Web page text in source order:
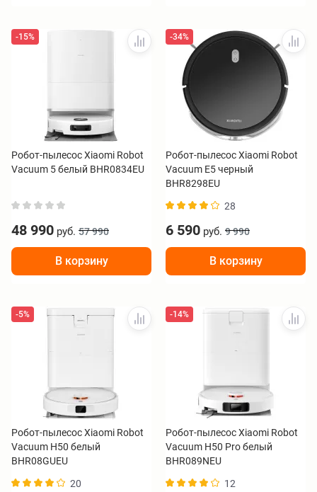
-15%
Робот-пылесос Xiaomi Robot
Vacuum 5 белый BHR0834EU
48 990 руб. 57 990
В корзину
-34%
Робот-пылесос Xiaomi Robot
Vacuum E5 черный
BHR8298EU
28
6 590 руб. 9 990
В корзину
-5%
Робот-пылесос Xiaomi Robot
Vacuum H50 белый
BHR08GUEU
20
-14%
Робот-пылесос Xiaomi Robot
Vacuum H50 Pro белый
BHR089NEU
12